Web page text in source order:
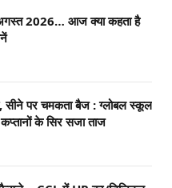
2026… आज क्या कहता है
सीने पर चमकता बैज : ग्लोबल स्कूल
के सिर सजा ताज